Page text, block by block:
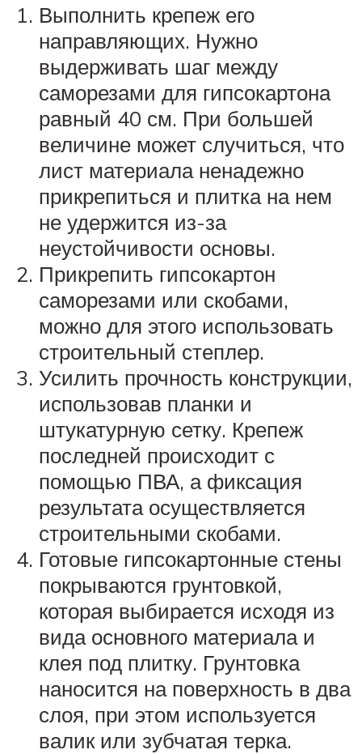
Выполнить крепеж его
направляющих. Нужно
выдерживать шаг между
саморезами для гипсокартона
равный 40 см. При большей
величине может случиться, что
лист материала ненадежно
прикрепиться и плитка на нем
не удержится из-за
неустойчивости основы.
Прикрепить гипсокартон
саморезами или скобами,
можно для этого использовать
строительный степлер.
Усилить прочность конструкции,
использовав планки и
штукатурную сетку. Крепеж
последней происходит с
помощью ПВА, а фиксация
результата осуществляется
строительными скобами.
Готовые гипсокартонные стены
покрываются грунтовкой,
которая выбирается исходя из
вида основного материала и
клея под плитку. Грунтовка
наносится на поверхность в два
слоя, при этом используется
валик или зубчатая терка.